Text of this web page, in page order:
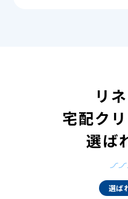
リ
宅配ク
選ば
選ば